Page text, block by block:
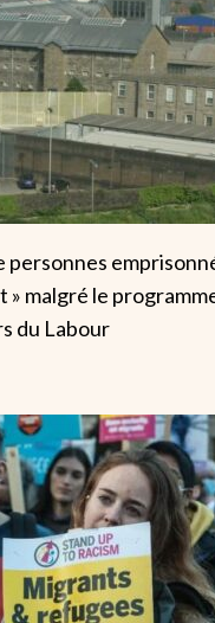
personnes
malgré le
du Labour